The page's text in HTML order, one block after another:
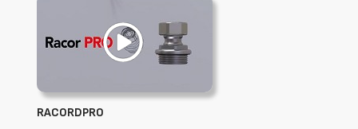
RACORDPRO